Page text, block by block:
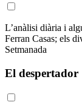
L’anàlisi diària i
Ferran Casas; els
Setmanada
El despertador